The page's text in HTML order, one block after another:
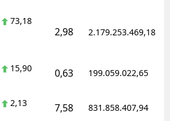
Yalova
73,18
2,98 2.179.253.469,18
15,90 0,63 199.059.022,65
2,13 7,58 831.858.407,94